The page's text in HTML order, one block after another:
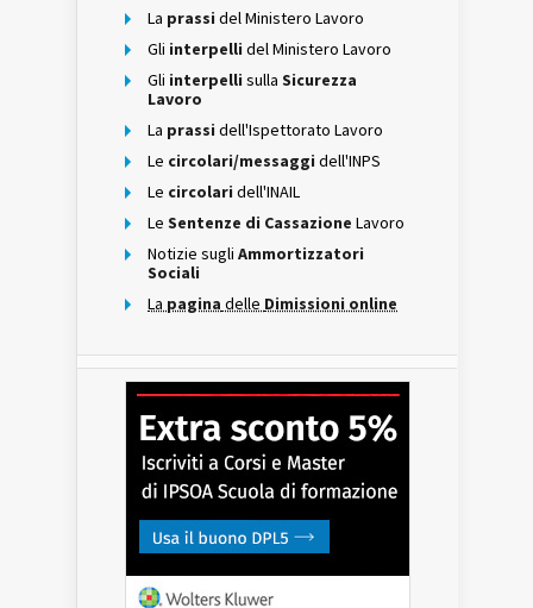
La prassi del Ministero Lavoro
Gli interpelli del Ministero Lavoro
Gli interpelli sulla Sicurezza
Lavoro
La prassi dell'Ispettorato Lavoro
Le circolari/messaggi dell'INPS
Le circolari dell'INAIL
Le Sentenze di Cassazione Lavoro
Notizie sugli Ammortizzatori
Sociali
La pagina delle Dimissioni online